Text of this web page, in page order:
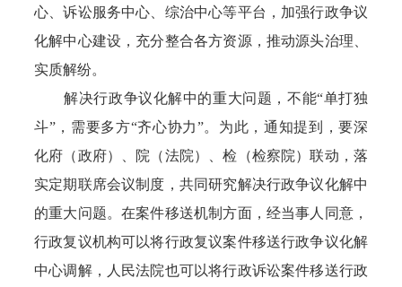
心、诉讼服务中心、综治中心等平台，加强行政争议
化解中心建设，充分整合各方资源，推动源头治理、
实质解纷。
解决行政争议化解中的重大问题，不能“单打独
斗”，需要多方“齐心协力”。为此，通知提到，要深
化府（政府）、院（法院）、检（检察院）联动，落
实定期联席会议制度，共同研究解决行政争议化解中
的重大问题。在案件移送机制方面，经当事人同意，
行政复议机构可以将行政复议案件移送行政争议化解
中心调解，人民法院也可以将行政诉讼案件移送行政